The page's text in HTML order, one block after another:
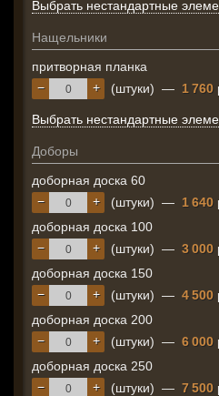
Выбрать нестандартные
Нащельники
притворная планка
+
− (штуки) — 1 760
Выбрать нестандартные
Доборы
доборная доска 60
+
− (штуки) — 1 640
доборная доска 100
+
− (штуки) — 3 000
доборная доска 150
+
− (штуки) — 4 500
доборная доска 200
+
− (штуки) — 6 000
доборная доска 250
+
− (штуки) — 7 500